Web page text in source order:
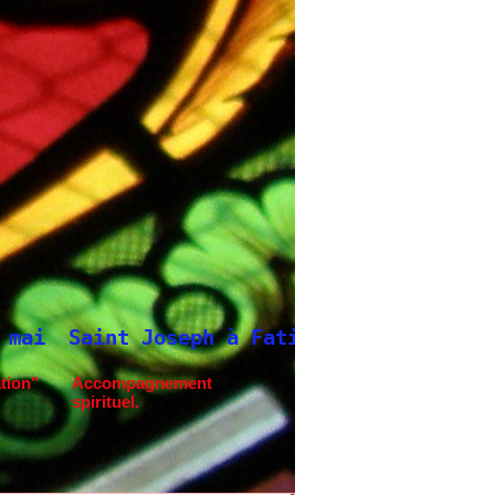
Neuvaine à Saint Joseph
Accompagnement
spirituel.